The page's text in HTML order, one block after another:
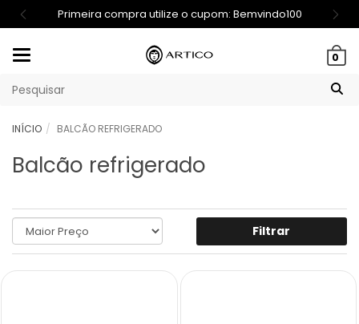
Primeira compra utilize o cupom: Bemvindo100
0
INÍCIO BALCÃO REFRIGERADO
Balcão refrigerado
Filtrar